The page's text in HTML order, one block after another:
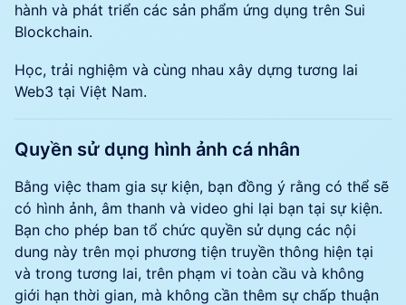
hành và phát triển các sản phẩm ứng dụng trên Sui
Blockchain.
Học, trải nghiệm và cùng nhau xây dựng tương lai
Web3 tại Việt Nam.
​Quyền sử dụng hình ảnh cá nhân
​​Bằng việc tham gia sự kiện, bạn đồng ý rằng có thể sẽ
có hình ảnh, âm thanh và video ghi lại bạn tại sự kiện.
Bạn cho phép ban tổ chức quyền sử dụng các nội
dung này trên mọi phương tiện truyền thông hiện tại
và trong tương lai, trên phạm vi toàn cầu và không
giới hạn thời gian, mà không cần thêm sự chấp thuận